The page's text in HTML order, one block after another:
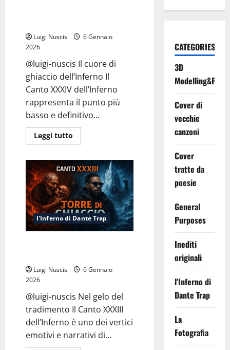
Luigi Nuscis
6 Gennaio
2026
@luigi-nuscis Il cuore di
ghiaccio dell’Inferno Il
Canto XXXIV dell’Inferno
rappresenta il punto più
basso e definitivo...
Leggi tutto
di
Inferno
Canto
XXXIV:
Ghiaccio
e
Stelle
l'Inferno di Dante Trap
Luigi Nuscis
6 Gennaio
2026
@luigi-nuscis Nel gelo del
tradimento Il Canto XXXIII
dell’Inferno è uno dei vertici
emotivi e narrativi di...
CATEGORIES
3D
Cover di
vecchie
canzoni
Cover
tratte da
poesie
General
Purposes
Inediti
originali
l'Inferno di
Dante Trap
La
Fotografia